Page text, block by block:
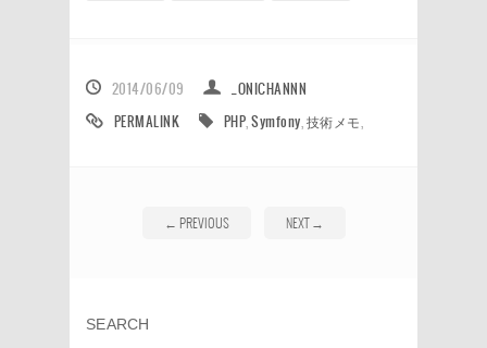
2014/06/09
_ONICHANNN
PERMALINK
PHP ,Symfony 技術メモ
← PREVIOUS NEXT→
SEARCH